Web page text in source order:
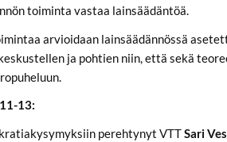
toiminta vastaa lainsäädäntöä.
arvioidaan lainsäädännössä
ja pohtien niin, että sekä
13:
perehtynyt VTTSari